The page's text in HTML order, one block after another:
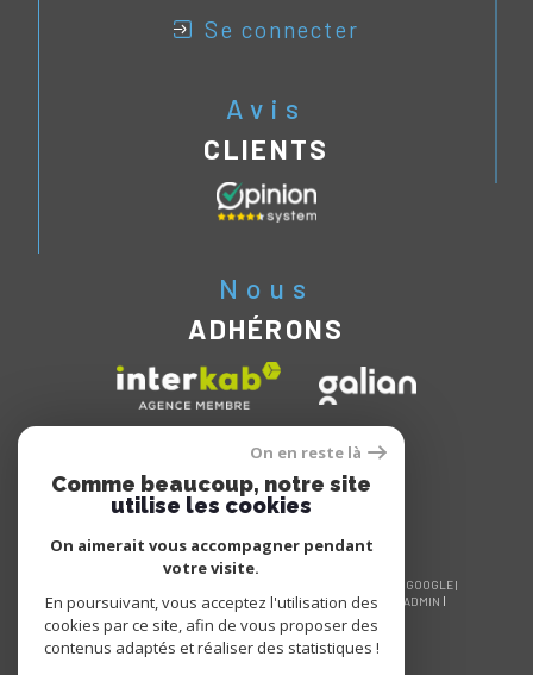
se connecter
Avis
CLIENTS
Nous
ADHÉRONS
© 2026 | TOUS DROITS RÉSERVÉS | TRADUCTION POWERED BY GOOGLE |
NOS HONORAIRES
PLAN DU SITE MENTIONS LÉGALES
ADMIN
NOS LIENS
POLITIQUE RGPD COOKIES
On en reste là
Comme beaucoup, notre site
utilise les cookies
On aimerait vous accompagner pendant
votre visite.
En poursuivant, vous acceptez l'utilisation des
cookies par ce site, afin de vous proposer des
contenus adaptés et réaliser des statistiques !